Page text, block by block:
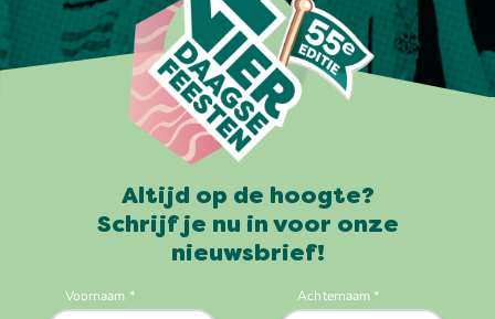
Altijd op de hoogte?
Schrijf je nu in voor onze
nieuwsbrief!